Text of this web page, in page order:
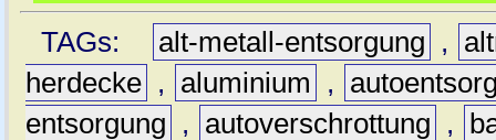
TAGs:
alt-metall-entsorgung ,
herdecke , aluminium ,
entsorgung
, autoverschrottung ,